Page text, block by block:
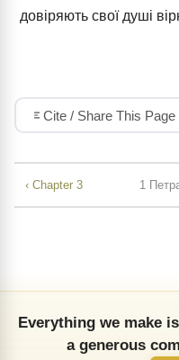
довіряють свої душі
Cite / Share This Page
‹ Chapter 3 1
Everything we make is
a generous